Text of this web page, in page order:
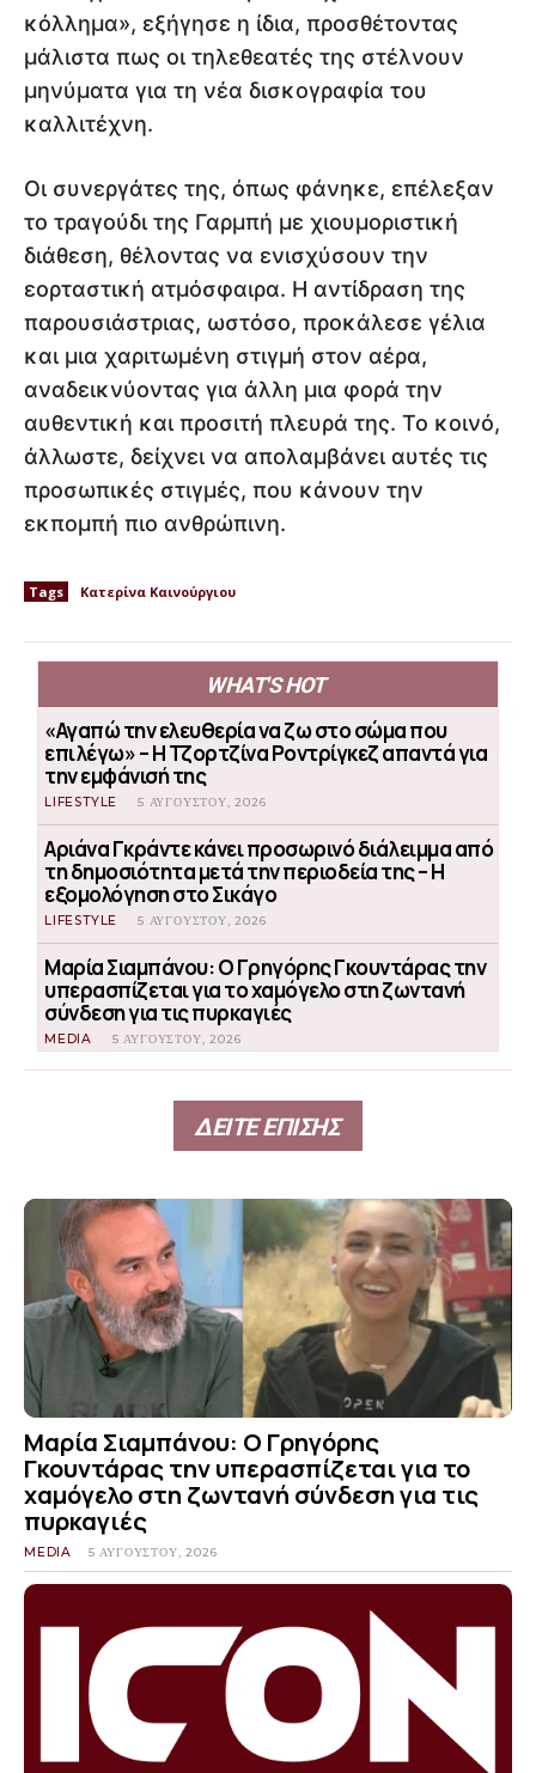
κόλλημα», εξήγησε η ίδια, προσθέτοντας
μάλιστα πως οι τηλεθεατές της στέλνουν
μηνύματα για τη νέα δισκογραφία του
καλλιτέχνη.
Οι συνεργάτες της, όπως φάνηκε, επέλεξαν
το τραγούδι της Γαρμπή με χιουμοριστική
διάθεση, θέλοντας να ενισχύσουν την
εορταστική ατμόσφαιρα. Η αντίδραση της
παρουσιάστριας, ωστόσο, προκάλεσε γέλια
και μια χαριτωμένη στιγμή στον αέρα,
αναδεικνύοντας για άλλη μια φορά την
αυθεντική και προσιτή πλευρά της. Το κοινό,
άλλωστε, δείχνει να απολαμβάνει αυτές τις
προσωπικές στιγμές, που κάνουν την
εκπομπή πιο ανθρώπινη.
Tags Κατερίνα Καινούργιου
WHAT'S HOT
«Αγαπώ την ελευθερία να ζω στο σώμα που
επιλέγω» – Η Τζορτζίνα Ροντρίγκεζ απαντά για
την εμφάνισή της
LIFESTYLE 5 ΑΥΓΟΎΣΤΟΥ, 2026
Αριάνα Γκράντε κάνει προσωρινό διάλειμμα από
τη δημοσιότητα μετά την περιοδεία της – Η
εξομολόγηση στο Σικάγο
LIFESTYLE 5 ΑΥΓΟΎΣΤΟΥ, 2026
Μαρία Σιαμπάνου: Ο Γρηγόρης Γκουντάρας την
υπερασπίζεται για το χαμόγελο στη ζωντανή
σύνδεση για τις πυρκαγιές
MEDIA 5 ΑΥΓΟΎΣΤΟΥ, 2026
ΔΕΙΤΕ ΕΠΙΣΗΣ
Μαρία Σιαμπάνου: Ο Γρηγόρης
Γκουντάρας την υπερασπίζεται για το
χαμόγελο στη ζωντανή σύνδεση για τις
πυρκαγιές
MEDIA 5 ΑΥΓΟΎΣΤΟΥ, 2026